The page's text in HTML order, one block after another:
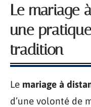
Le mariage
une
tradition
Le mariage à
d’une volonté de